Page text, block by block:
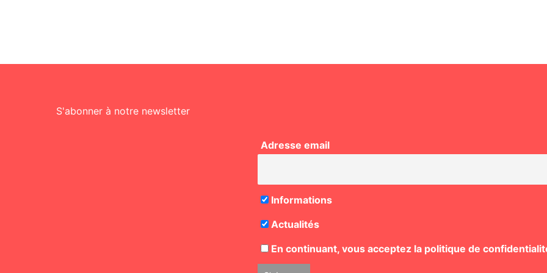
S'abonner à notre newsletter
Adresse email
Informations
Actualités
En continuant, vous acceptez la politique de